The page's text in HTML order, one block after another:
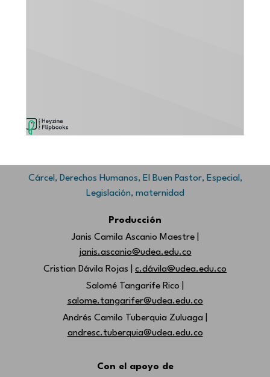
Cárcel , Derechos Humanos, El Buen Pastor, Especial ,
Legislación, maternidad
Producción
Janis Camila Ascanio Maestre |
janis.ascanio@udea.edu.co
Cristian Dávila Rojas | c.dávila@udea.edu.co
Salomé Tangarife Rico |
salome.tangarifer@udea.edu.co
Andrés Camilo Tuberquia Zuluaga |
andresc.tuberquia@udea.edu.co
Con el apoyo de